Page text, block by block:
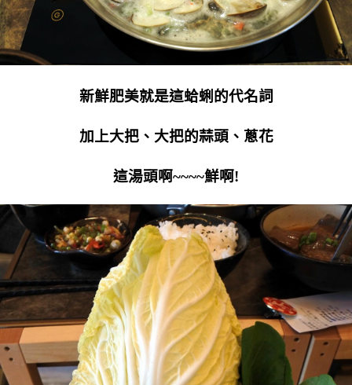
新鮮肥美就是這蛤蜊的代名詞
加上大把、大把的蒜頭、蔥花
這湯頭啊~~~~鮮啊!